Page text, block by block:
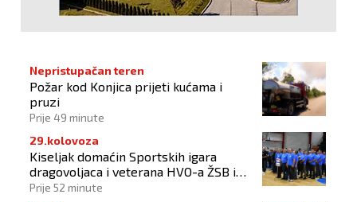
Nepristupačan teren
Požar kod Konjica prijeti kućama i
pruzi
Prije 49 minute
29.kolovoza
Kiseljak domaćin Sportskih igara
dragovoljaca i veterana HVO-a ŽSB i
Dana branitelja
Prije 52 minute